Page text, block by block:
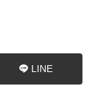
LINE